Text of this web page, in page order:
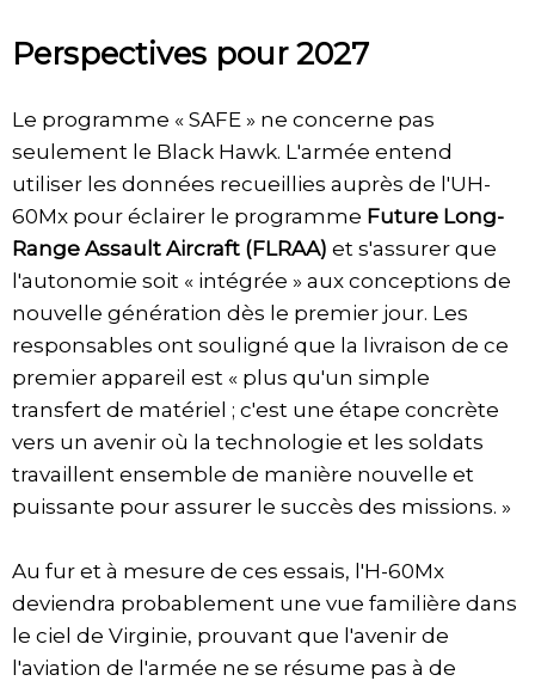
Perspectives pour 2027
Le programme « SAFE » ne concerne pas
seulement le Black Hawk. L'armée entend
utiliser les données recueillies auprès de l'UH-
60Mx pour éclairer le programme Future Long-
Range Assault Aircraft (FLRAA) et s'assurer que
l'autonomie soit « intégrée » aux conceptions de
nouvelle génération dès le premier jour. Les
responsables ont souligné que la livraison de ce
premier appareil est « plus qu'un simple
transfert de matériel ; c'est une étape concrète
vers un avenir où la technologie et les soldats
travaillent ensemble de manière nouvelle et
puissante pour assurer le succès des missions. »
Au fur et à mesure de ces essais, l'H-60Mx
deviendra probablement une vue familière dans
le ciel de Virginie, prouvant que l'avenir de
l'aviation de l'armée ne se résume pas à de